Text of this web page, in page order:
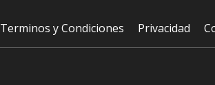
Terminos y Condiciones Privacidad